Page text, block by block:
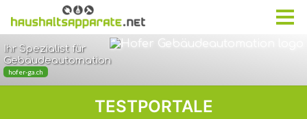
TESTPORTALE